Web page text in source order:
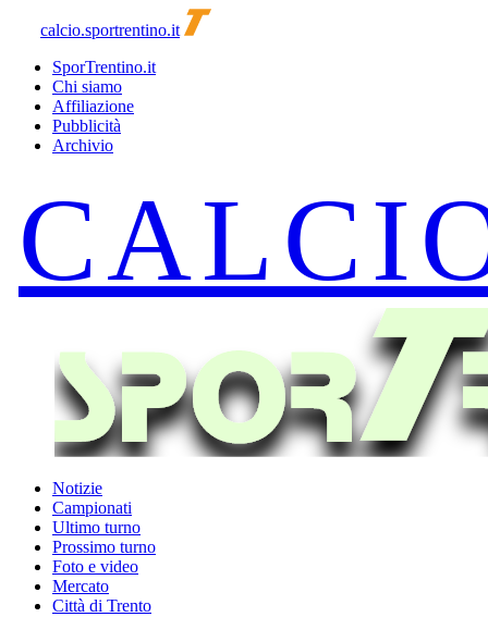
calcio.sportrentino.it
SporTrentino.it
Chi siamo
Affiliazione
Pubblicità
Archivio
Notizie
Campionati
Ultimo turno
Prossimo turno
Foto e video
Mercato
Città di Trento